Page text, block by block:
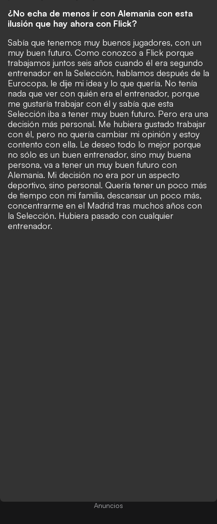
¿No echa de menos ir con Alemania con esta
ilusión que hay ahora con Flick?
Sabía que tenemos muy buenos jugadores, con un
muy buen futuro. Como conozco a Flick porque
trabajamos juntos seis años cuando él era segundo
entrenador en la Selección, hablamos después de la
Eurocopa, le dije mi idea y lo que quería. No tenía
nada que ver con quién era el entrenador, porque
me gustaría trabajar con él y sabía que esta
Selección iba a tener muy buen futuro. Pero era una
decisión más personal. Me hubiera gustado trabajar
con él, pero no quería cambiar mi opinión y estoy
contento con ella. Le deseo todo lo mejor porque
no sólo es un buen entrenador, sino muy buena
persona, va a tener un muy buen futuro con
Alemania. Mi decisión no era por un aspecto
deportivo, sino personal. Quería tener un poco más
de tiempo con mi familia, descansar un poco más,
concentrarme en el Madrid tras muchos años con
la Selección. Hubiera pasado con cualquier
entrenador.
Anuncios